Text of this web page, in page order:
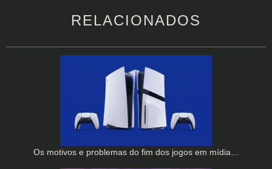
RELACIONADOS
Os motivos e problemas do fim dos jogos em mídia…